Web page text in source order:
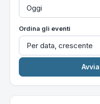
Ordina gli eventi